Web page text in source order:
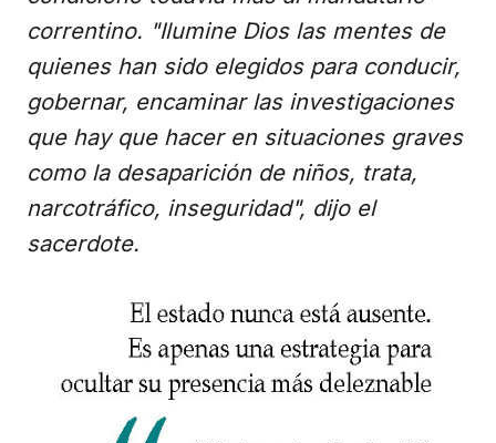
correntino. "Ilumine Dios las mentes de
quienes han sido elegidos para conducir,
gobernar, encaminar las investigaciones
que hay que hacer en situaciones graves
como la desaparición de niños, trata,
narcotráfico, inseguridad", dijo el
sacerdote.